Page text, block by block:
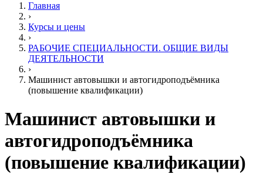
Главная
›
Курсы и цены
›
РАБОЧИЕ СПЕЦИАЛЬНОСТИ. ОБЩИЕ ВИДЫ
ДЕЯТЕЛЬНОСТИ
›
Машинист автовышки и автогидроподъёмника
(повышение квалификации)
Машинист автовышки и
автогидроподъёмника
(повышение квалификации)